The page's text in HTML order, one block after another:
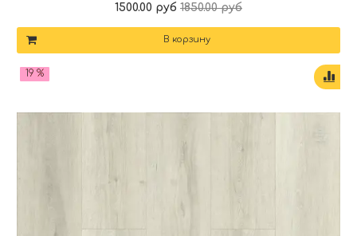
1500.00 руб 1850.00 руб
В корзину
19 %